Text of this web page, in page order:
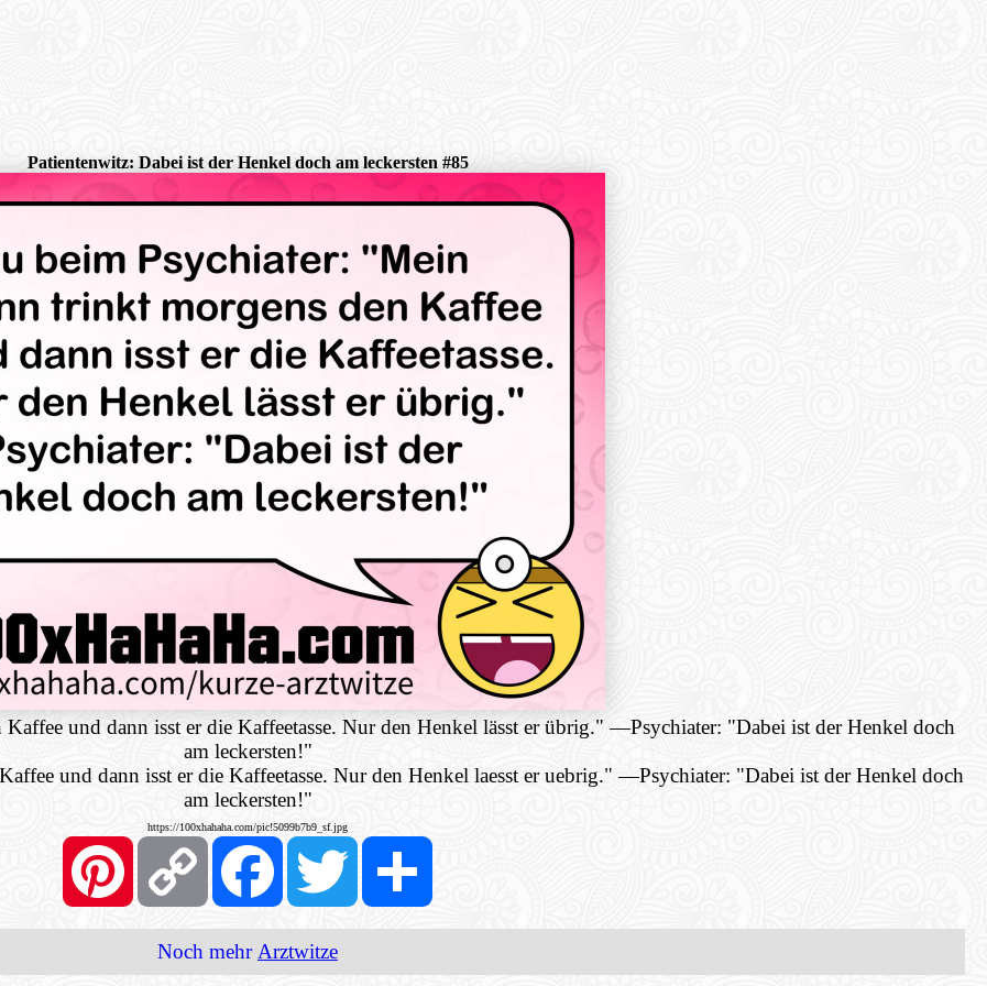
Patientenwitz: Dabei ist der Henkel doch am leckersten #85
und dann isst er die Kaffeetasse. Nur den Henkel lässt er übrig."—Psychiater: "Dabei ist der Henkel doch
am leckersten!"
und dann isst er die Kaffeetasse. Nur den Henkel laesst er uebrig."—Psychiater: "Dabei ist der Henkel doch
am leckersten!"
https://100xhahaha.com/pic!5099b7b9_sf.jpg
Pinterest Copy
Link
FacebookTwitter
Noch mehr Arztwitze